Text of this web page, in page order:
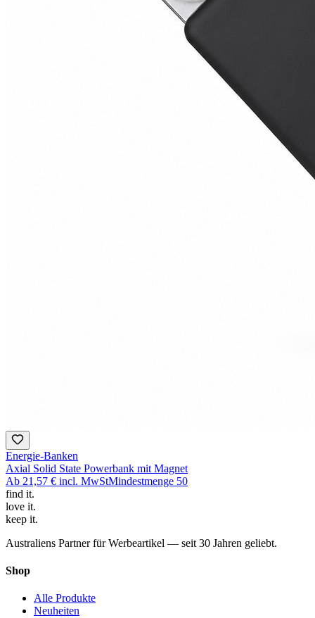
Energie-Banken
Axial Solid State Powerbank mit Magnet
Ab 21,57 € incl. MwStMindestmenge 50
find it.
love it.
keep it.
Australiens Partner für Werbeartikel — seit 30 Jahren geliebt.
Shop
Alle Produkte
Neuheiten